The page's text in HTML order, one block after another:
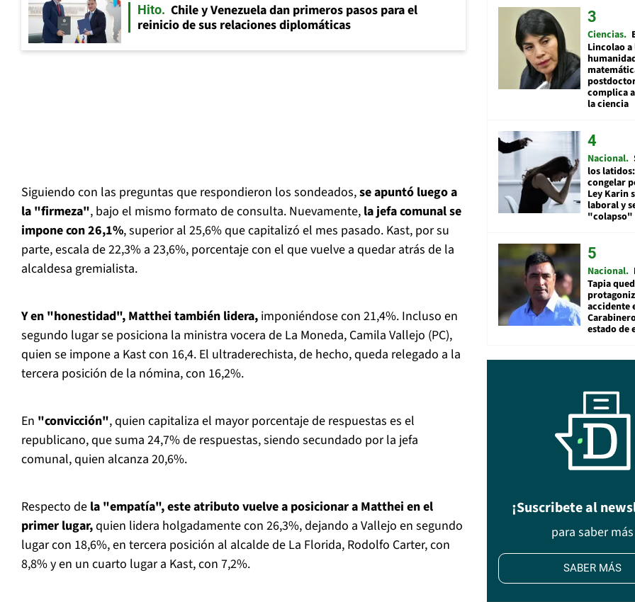
Hito
Chile y Venezuela dan primeros pasos para el
reinicio de sus relaciones diplomáticas
Siguiendo con las preguntas que respondieron los sondeados,se apuntó luego a
la "firmeza", bajo el mismo formato de consulta. Nuevamente, la jefa comunal se
impone con 26,1%, superior al 25,6% que capitalizó el mes pasado. Kast, por su
parte, escala de 22,3% a 23,6%, porcentaje con el que vuelve a quedar atrás de la
alcaldesa gremialista.
Y en "honestidad", Matthei también lidera, imponiéndose con 21,4%. Incluso en
segundo lugar se posiciona la ministra vocera de La Moneda, Camila Vallejo (PC),
quien se impone a Kast con 16,4. El ultraderechista, de hecho, queda relegado a la
tercera posición de la nómina, con 16,2%.
En "convicción", quien capitaliza el mayor porcentaje de respuestas es el
republicano, que suma 24,7% de respuestas, siendo secundado por la jefa
comunal, quien alcanza 20,6%.
Respecto de la "empatía", este atributo vuelve a posicionar a Matthei en el
primer lugar,quien lidera holgadamente con 26,3%, dejando a Vallejo en segundo
lugar con 18,6%, en tercera posición al alcalde de La Florida, Rodolfo Carter, con
8,8% y en un cuarto lugar a Kast, con 7,2%.
Ciencias
Lincolao a
complica
la ciencia
Nacional
los
congelar
Ley Karin
laboral y
"colapso"
Nacional
Tapia
accidente
estado de
¡Suscribete al
para saber más
SABER MÁS